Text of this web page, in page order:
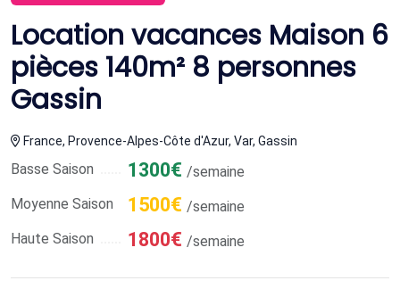
Location vacances Maison 6
pièces 140m² 8 personnes
Gassin
France, Provence-Alpes-Côte d'Azur, Var, Gassin
Basse Saison 1300€ /semaine
Moyenne Saison
1500€ /semaine
Haute Saison
1800€ /semaine